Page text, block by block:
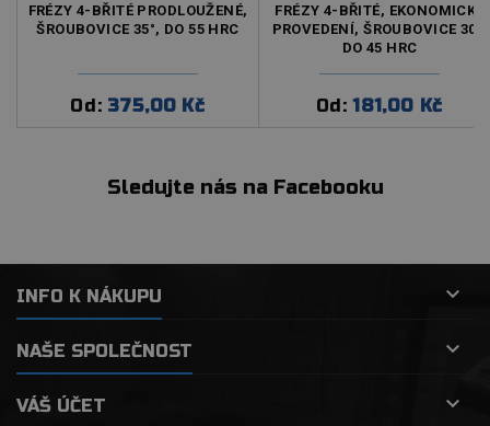
FRÉZY 4-BŘITÉ PRODLOUŽENÉ,
ŠROUBOVICE 35°, DO 55 HRC
Od: 375,00 Kč
FRÉZY 4-BŘITÉ, EKONOMICKÉ
PROVEDENÍ, ŠROUBOVICE 30°,
DO 45 HRC
Od: 181,00 Kč
Sledujte nás na Facebooku
INFO K NÁKUPU 
NAŠE SPOLEČNOST 
VÁŠ ÚČET 